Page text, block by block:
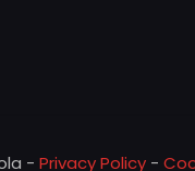
- Privacy Policy -